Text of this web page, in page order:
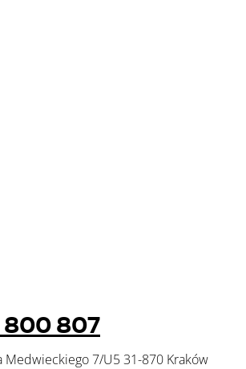
800 807
Medwieckiego 7/U5 31-870 Kraków